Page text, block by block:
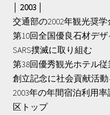
│ 2003 │
交通部の2002年観光奨
第10回全国優良石材デ
SARS撲滅に取り組む
第38回優秀観光ホテル
創立記念に社会貢献活
2003年の年間宿泊利用
区トップ